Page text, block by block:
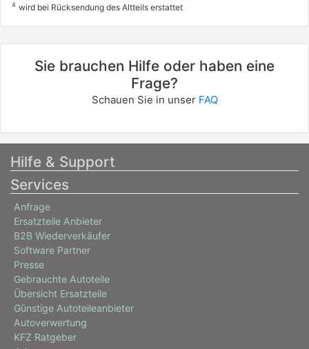
4 wird bei Rücksendung des Altteils erstattet
Sie brauchen Hilfe oder haben eine
Frage?
Schauen Sie in unser FAQ
Hilfe & Support
Services
Anfrage
Ersatzteile Anbieter
B2B Wiederverkäufer
Software Partner
Presse
Gebrauchte Autoteile
Übersicht Ersatzteile
Günstige Autoteileanbieter
Autoverwertung
KFZ Ratgeber